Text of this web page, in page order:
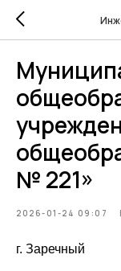
№ 221»
2026-01-24 09:07
г. Заречный